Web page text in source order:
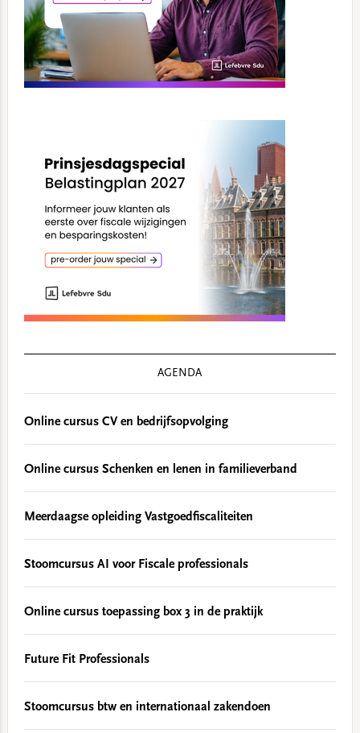
AGENDA
Online cursus CV en bedrijfsopvolging
Online cursus Schenken en lenen in familieverband
Meerdaagse opleiding Vastgoedfiscaliteiten
Stoomcursus AI voor Fiscale professionals
Online cursus toepassing box 3 in de praktijk
Future Fit Professionals
Stoomcursus btw en internationaal zakendoen